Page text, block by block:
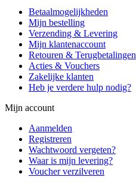
Betaalmogelijkheden
Mijn bestelling
Verzending & Levering
Mijn klantenaccount
Retouren & Terugbetalingen
Acties & Vouchers
Zakelijke klanten
Heb je verdere hulp nodig?
Mijn account
Aanmelden
Registreren
Wachtwoord vergeten?
Waar is mijn levering?
Voucher verzilveren